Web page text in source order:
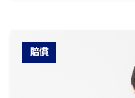
賠償